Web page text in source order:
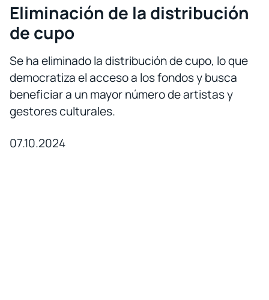
Eliminación de la distribución
de cupo
Se ha eliminado la distribución de cupo, lo que
democratiza el acceso a los fondos y busca
beneficiar a un mayor número de artistas y
gestores culturales.
07.10.2024